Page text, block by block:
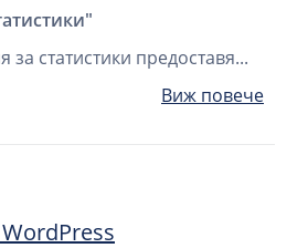
за статистики предоставя...
Виж повече